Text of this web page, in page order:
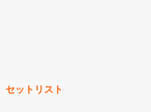
セットリスト